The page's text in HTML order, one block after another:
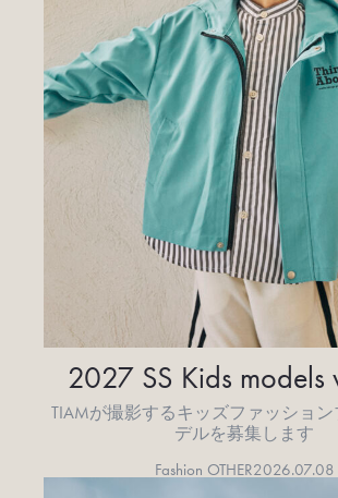
2027 SS Kids models
TIAMが撮影するキッズファッショ
デルを募集します
Fashion OTHER2026.07.08